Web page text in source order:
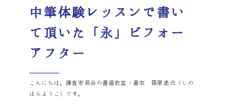
中筆体験レッスンで書い
て頂いた「永」ビフォー
アフター
こんにちは。鎌倉市長谷の書道教室・書家 篠原遙己（しの
はらようこ）です。